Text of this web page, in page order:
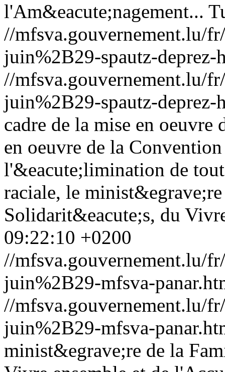
l'Am&eacute;nagement...
//mfsva.gouvernement.lu/
juin%2B29-spautz-deprez-
//mfsva.gouvernement.lu/
juin%2B29-spautz-deprez-
cadre de la mise en
en oeuvre de la
l'&eacute;limination de
raciale, le
Solidarit&eacute;s, du
09:22:10 +0200
//mfsva.gouvernement.lu/
juin%2B29-mfsva-
//mfsva.gouvernement.lu/
juin%2B29-mfsva-
minist&egrave;re de la